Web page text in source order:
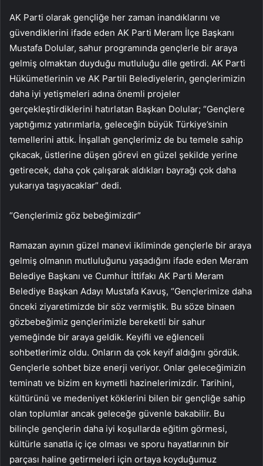
AK Parti olarak gençliğe her zaman inandıklarını ve
güvendiklerini ifade eden AK Parti Meram İlçe Başkanı
Mustafa Dolular, sahur programında gençlerle bir araya
gelmiş olmaktan duyduğu mutluluğu dile getirdi. AK Parti
Hükümetlerinin ve AK Partili Belediyelerin, gençlerimizin
daha iyi yetişmeleri adına önemli projeler
gerçekleştirdiklerini hatırlatan Başkan Dolular; “Gençlere
yaptığımız yatırımlarla, geleceğin büyük Türkiye’sinin
temellerini attık. İnşallah gençlerimiz de bu temele sahip
çıkacak, üstlerine düşen görevi en güzel şekilde yerine
getirecek, daha çok çalışarak aldıkları bayrağı çok daha
yukarıya taşıyacaklar” dedi.
“Gençlerimiz göz bebeğimizdir”
Ramazan ayının güzel manevi ikliminde gençlerle bir araya
gelmiş olmanın mutluluğunu yaşadığını ifade eden Meram
Belediye Başkanı ve Cumhur İttifakı AK Parti Meram
Belediye Başkan Adayı Mustafa Kavuş, “Gençlerimize daha
önceki ziyaretimizde bir söz vermiştik. Bu söze binaen
gözbebeğimiz gençlerimizle bereketli bir sahur
yemeğinde bir araya geldik. Keyifli ve eğlenceli
sohbetlerimiz oldu. Onların da çok keyif aldığını gördük.
Gençlerle sohbet bize enerji veriyor. Onlar geleceğimizin
teminatı ve bizim en kıymetli hazinelerimizdir. Tarihini,
kültürünü ve medeniyet köklerini bilen bir gençliğe sahip
olan toplumlar ancak geleceğe güvenle bakabilir. Bu
bilinçle gençlerin daha iyi koşullarda eğitim görmesi,
kültürle sanatla iç içe olması ve sporu hayatlarının bir
parçası haline getirmeleri için ortaya koyduğumuz